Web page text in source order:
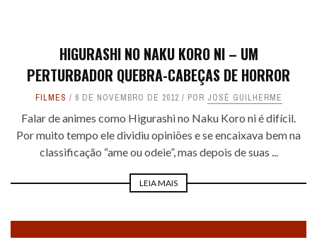
HIGURASHI NO NAKU KORO NI – UM
PERTURBADOR QUEBRA-CABEÇAS DE HORROR
FILMES 6 DE NOVEMBRO DE 2012 POR JOSÉ GUILHERME
Falar de animes como Higurashi no Naku Koro ni é difícil.
Por muito tempo ele dividiu opiniões e se encaixava bem na
classificação “ame ou odeie”, mas depois de suas ...
LEIA MAIS